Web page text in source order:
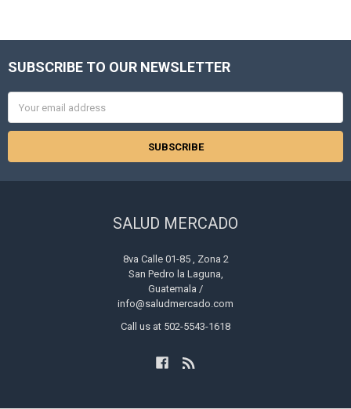
Footer
SUBSCRIBE TO OUR NEWSLETTER
Address
SALUD MERCADO
8va Calle 01-85 , Zona 2
San Pedro la Laguna,
Guatemala /
info@saludmercado.com
Call us at 502-5543-1618